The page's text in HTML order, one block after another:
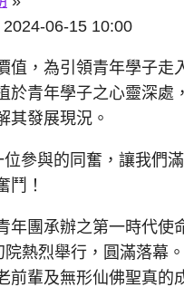
06-15 10:00
，為引領青年學子走
青年學子之心靈深處
其發展現況。
參與的同奮，讓我們
鬥！
團承辦之第一時代使
熱烈舉行，圓滿落幕
輩及無形仙佛聖真的